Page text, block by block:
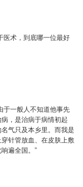
医术，到底哪一位最好
于一般人不知道他事先
，是治病于病情初起
气只及本乡里。而我是
针管放血、在皮肤上敷
遍全国。”